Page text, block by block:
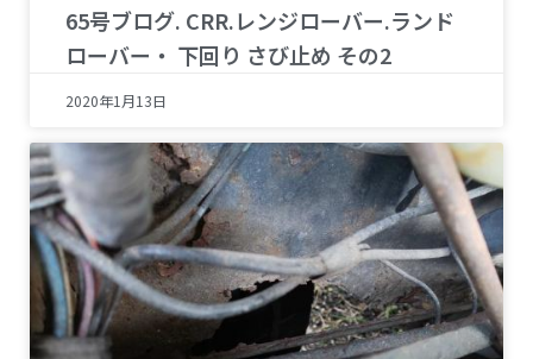
65号ブログ. CRR.レンジローバー.ランド
ローバー・ 下回り さび止め その2
2020年1月13日